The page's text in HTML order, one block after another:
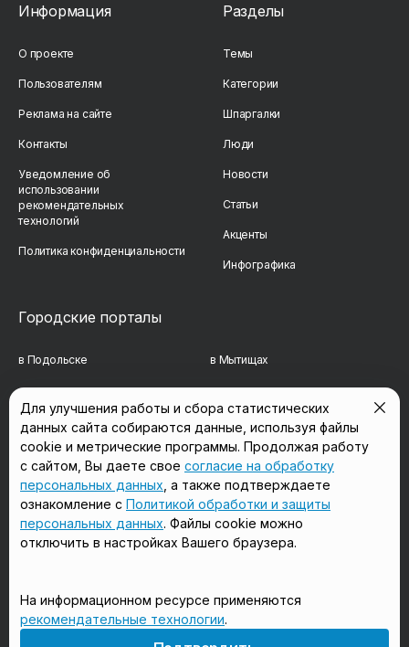
Информация
О проекте
Пользователям
Реклама на сайте
Контакты
Уведомление об
использовании
рекомендательных
технологий
Политика конфиденциальности
Разделы
Темы
Категории
Шпаргалки
Люди
Новости
Статьи
Акценты
Инфографика
Городские порталы
в Подольске в Мытищах
в Реутове
в Сергиевом Посаде в Люберцах
в Красногорске в Королёве
в Домодедово в Щёлково
18+
Мы в соцсетях
Для улучшения работы и сбора статистических
данных сайта собираются данные, используя файлы
cookie и метрические программы. Продолжая работу
с сайтом, Вы даете свое согласие на обработку
персональных данных , а также подтверждаете
ознакомление с Политикой обработки и защиты
персональных данных. Файлы cookie можно
отключить в настройках Вашего браузера.
На информационном ресурсе применяются
рекомендательные технологии.